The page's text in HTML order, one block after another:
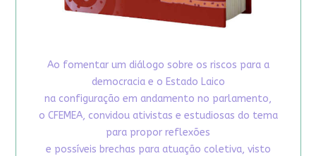
Ao fomentar um diálogo sobre os riscos para a
democracia e o Estado Laico
na configuração em andamento no parlamento,
o CFEMEA, convidou ativistas e estudiosas do tema
para propor reflexões
e possíveis brechas para atuação coletiva, visto